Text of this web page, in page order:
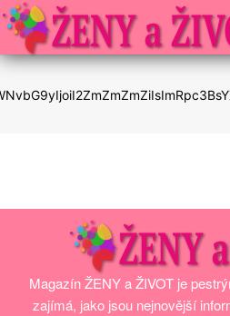
Magazín ŽENY a ŽIVOT je
zajímá, jako jsou nejnovější